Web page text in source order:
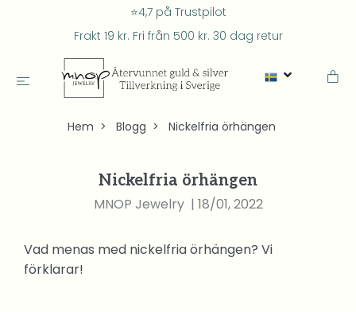
⭐4,7 på Trustpilot
Frakt 19 kr. Fri från 500 kr. 30 dag retur
Hem Blogg Nickelfria örhängen
Nickelfria örhängen
MNOP Jewelry | 18/01, 2022
Vad menas med nickelfria örhängen? Vi
förklarar!